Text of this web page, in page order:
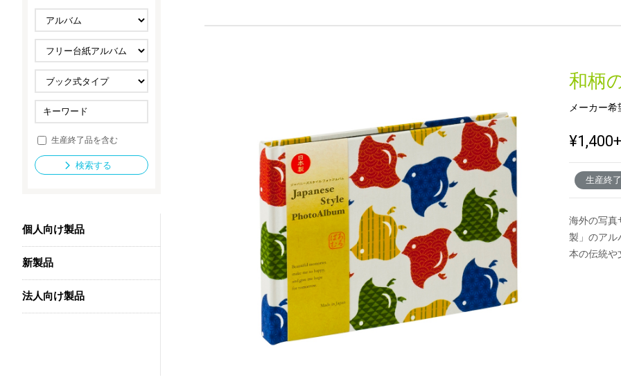
スマートフォン・
タブレット関連
防災・
セキュリティ用品
法人向け製品 新製品一覧
ドキュメントスキャニングサービス
導入事例
サステナビリティ
和柄
メーカー
¥1,400
生産終
海外の写真
製」のアル
本の伝統や
生産終了品を含む
検索する
個人向け製品
新製品
法人向け製品